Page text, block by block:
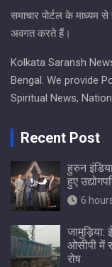
समाचार पोर्टल के माध्यम
अवगत करते हैं।
Kolkata Saransh
Bengal. We provide
Spiritual News,
Recent Post
हुरुन
हुए
6
जामुड़िया:
ओसीपी में
रोष